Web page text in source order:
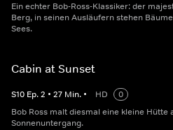
Ein echter Bob-Ross-Klassiker: der
Berg, in seinen Ausläufern stehen
Sees.
Cabin at Sunset
S10 Ep.2 • 27 Min. • HD
0
Bob Ross malt diesmal eine kleine Hütte
Sonnenuntergang.